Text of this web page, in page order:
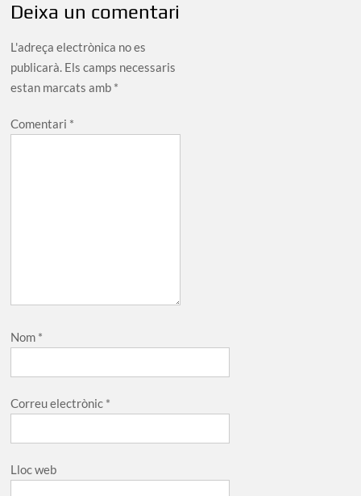
Deixa un comentari
L'adreça electrònica no es
publicarà. Els camps necessaris
estan marcats amb *
Comentari *
Nom *
Correu electrònic *
Lloc web